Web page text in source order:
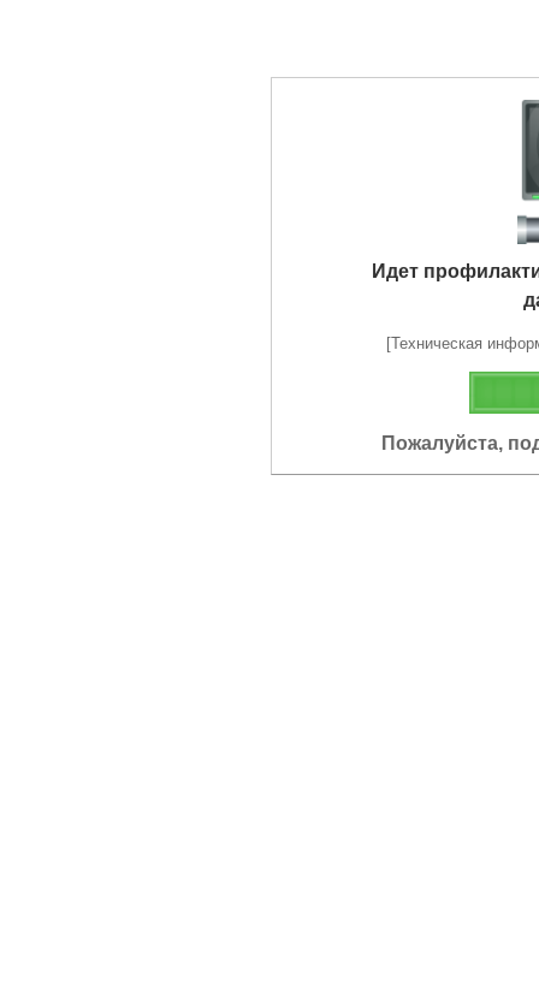
Идет
[Техническая
Пожалуйста,